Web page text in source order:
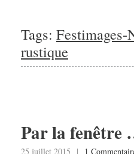
Tags: Festimages-
rustique
Par la fenêtre
25 juillet 2015 | 1